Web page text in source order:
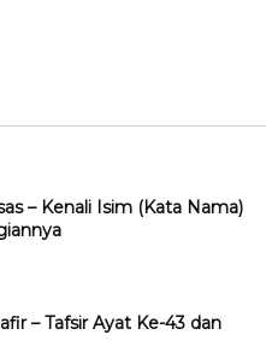
– Kenali Isim (Kata Nama)
– Tafsir Ayat Ke-43 dan